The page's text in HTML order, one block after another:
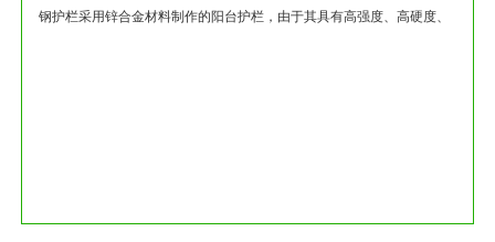
钢护栏采用锌合金材料制作的阳台护栏，由于其具有高强度、高硬度、